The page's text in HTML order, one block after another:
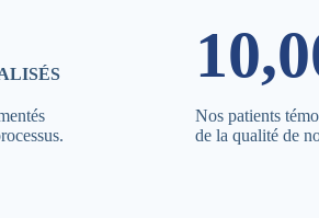
Nos patients
de la qualité de